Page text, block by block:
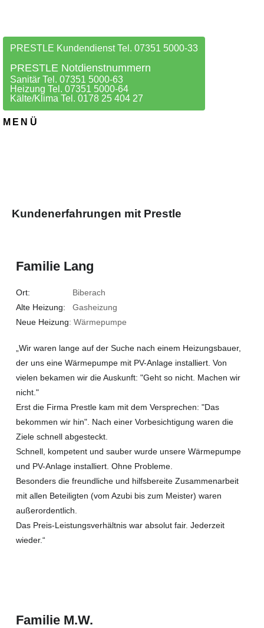
PRESTLE Kundendienst Tel. 07351 5000-33
PRESTLE Notdienstnummern
Sanitär Tel. 07351 5000-63
Heizung Tel. 07351 5000-64
Kälte/Klima Tel. 0178 25 404 27
MENÜ
Kundenerfahrungen mit Prestle
Familie Lang
Ort: Biberach
Alte Heizung: Gasheizung
Neue Heizung: Wärmepumpe
„Wir waren lange auf der Suche nach einem Heizungsbauer,
der uns eine Wärmepumpe mit PV-Anlage installiert. Von
vielen bekamen wir die Auskunft: "Geht so nicht. Machen wir
nicht."
Erst die Firma Prestle kam mit dem Versprechen: "Das
bekommen wir hin". Nach einer Vorbesichtigung waren die
Ziele schnell abgesteckt.
Schnell, kompetent und sauber wurde unsere Wärmepumpe
und PV-Anlage installiert. Ohne Probleme.
Besonders die freundliche und hilfsbereite Zusammenarbeit
mit allen Beteiligten (vom Azubi bis zum Meister) waren
außerordentlich.
Das Preis-Leistungsverhältnis war absolut fair. Jederzeit
wieder.“
Familie M.W.